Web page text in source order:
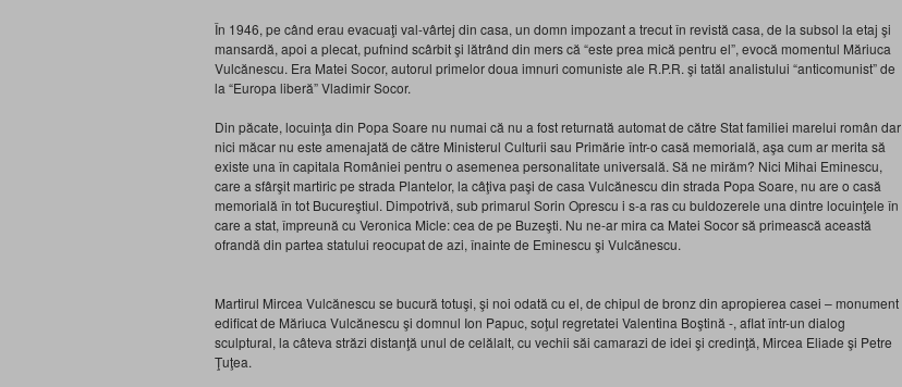
În 1946, pe când erau evacuaţi val-vârtej din casa, un domn impozant a trecut în revistă casa, de la subsol la etaj şi
mansardă, apoi a plecat, pufnind scârbit şi lătrând din mers că “este prea mică pentru el”, evocă momentul Măriuca
Vulcănescu. Era Matei Socor, autorul primelor doua imnuri comuniste ale R.P.R. şi tatăl analistului “anticomunist” de
la “Europa liberă” Vladimir Socor.
Din păcate, locuinţa din Popa Soare nu numai că nu a fost returnată automat de către Stat familiei marelui român dar
nici măcar nu este amenajată de către Ministerul Culturii sau Primărie într-o casă memorială, aşa cum ar merita să
existe una în capitala României pentru o asemenea personalitate universală. Să ne mirăm? Nici Mihai Eminescu,
care a sfârşit martiric pe strada Plantelor, la câţiva paşi de casa Vulcănescu din strada Popa Soare, nu are o casă
memorială în tot Bucureştiul. Dimpotrivă, sub primarul Sorin Oprescu i s-a ras cu buldozerele una dintre locuinţele în
care a stat, împreună cu Veronica Micle: cea de pe Buzeşti. Nu ne-ar mira ca Matei Socor să primească această
ofrandă din partea statului reocupat de azi, înainte de Eminescu şi Vulcănescu.
Martirul Mircea Vulcănescu se bucură totuşi, şi noi odată cu el, de chipul de bronz din apropierea casei – monument
edificat de Măriuca Vulcănescu şi domnul Ion Papuc, soţul regretatei Valentina Boştină -, aflat într-un dialog
sculptural, la câteva străzi distanţă unul de celălalt, cu vechii săi camarazi de idei şi credinţă, Mircea Eliade şi Petre
Ţuţea.